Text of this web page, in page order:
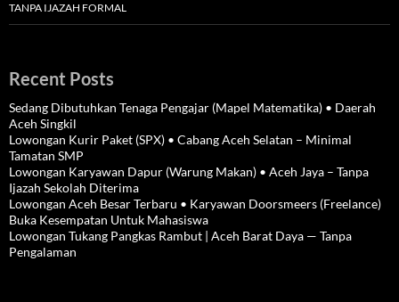
TANPA IJAZAH FORMAL
Recent Posts
Sedang Dibutuhkan Tenaga Pengajar (Mapel Matematika) • Daerah
Aceh Singkil
Lowongan Kurir Paket (SPX) • Cabang Aceh Selatan – Minimal
Tamatan SMP
Lowongan Karyawan Dapur (Warung Makan) • Aceh Jaya – Tanpa
Ijazah Sekolah Diterima
Lowongan Aceh Besar Terbaru • Karyawan Doorsmeers (Freelance)
Buka Kesempatan Untuk Mahasiswa
Lowongan Tukang Pangkas Rambut | Aceh Barat Daya — Tanpa
Pengalaman